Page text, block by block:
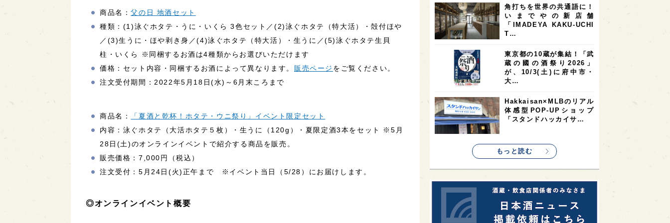
商品名：父の日 地酒セット
種類：(1)泳ぐホタテ・うに・いくら 3色セット／(2)泳ぐホタテ（特大活）・殻付ほや
／(3)生うに・ほや剥き身／(4)泳ぐホタテ（特大活）・生うに／(5)泳ぐホタテ生貝
柱・いくら ※同梱するお酒は4種類からお選びいただけます
価格：セット内容・同梱するお酒によって異なります。 販売ページ をご覧ください。
注文受付期間：2022年5月18日(水)～6月末ころまで
商品名：
「夏酒と乾杯！ホタテ・ウニ祭り」イベント限定セット
内容：泳ぐホタテ（大活ホタテ５枚）・生うに（120g）・夏限定酒3本をセット ※5月
28日(土)のオンラインイベントで紹介する商品を販売。
販売価格：7,000円（税込）
注文受付：5月24日(火)正午まで ※イベント当日（5/28）にお届けします。
◎オンラインイベント概要
オーストラリア 2 台湾 2 アジア 2
SAKEの時代を生きる
全蔵めぐり 1 シンガポール 1 カナダ 1
1 熊本県 徳島県
イギリス 1 ノルウェー 1 新宿区 1
歌舞伎町 1 沖縄県 1 鳥取県 1
saketimes_image_4 1
角打ちを世界の共通語に！
いまでやの新店舗
「IMADEYA KAKU-UCHI
T…
東京都の10蔵が集結！「武
蔵の國の酒祭り2026」
が、10/3(土)に府中市・
大…
Hakkaisan×MLBのリアル
体感型POP-UPショップ
「スタンドハッカイサ…
もっと読む